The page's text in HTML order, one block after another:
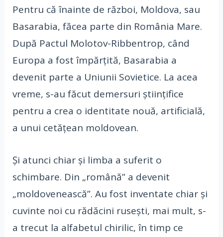
Pentru că înainte de război, Moldova, sau
Basarabia, făcea parte din România Mare.
După Pactul Molotov-Ribbentrop, când
Europa a fost împărțită, Basarabia a
devenit parte a Uniunii Sovietice. La acea
vreme, s-au făcut demersuri științifice
pentru a crea o identitate nouă, artificială,
a unui cetățean moldovean.
Și atunci chiar și limba a suferit o
schimbare. Din „română” a devenit
„moldovenească”. Au fost inventate chiar și
cuvinte noi cu rădăcini rusești, mai mult, s-
a trecut la alfabetul chirilic, în timp ce